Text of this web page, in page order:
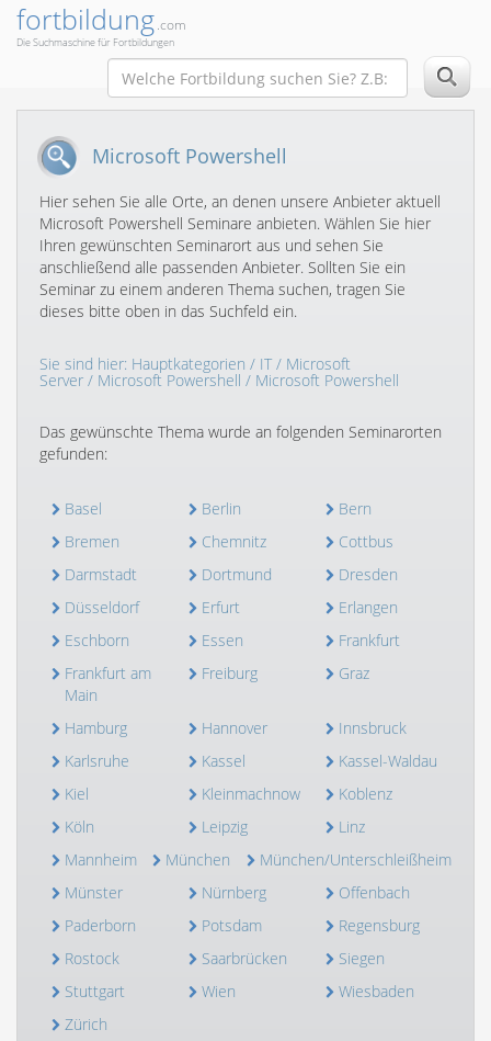
fortbildung.com
Die Suchmaschine für Fortbildungen
Microsoft Powershell
Hier sehen Sie alle Orte, an denen unsere Anbieter aktuell
Microsoft Powershell Seminare anbieten. Wählen Sie hier
Ihren gewünschten Seminarort aus und sehen Sie
anschließend alle passenden Anbieter. Sollten Sie ein
Seminar zu einem anderen Thema suchen, tragen Sie
dieses bitte oben in das Suchfeld ein.
Sie sind hier: Hauptkategorien / IT/ Microsoft
Server / Microsoft Powershell / Microsoft Powershell
Das gewünschte Thema wurde an folgenden Seminarorten
gefunden:
Basel Berlin
Bern
Bremen
Chemnitz
Cottbus
Darmstadt
Dortmund
Dresden
Düsseldorf
Erfurt
Erlangen
Eschborn
Essen
Frankfurt
Frankfurt am
Main
Freiburg Graz
Hamburg Hannover
Innsbruck
Karlsruhe
Kassel
Kassel-Waldau
Kiel
Kleinmachnow
Koblenz
Köln
Leipzig
Linz
Mannheim
München
München/Unterschleißheim
Münster
Nürnberg
Offenbach
Paderborn
Potsdam
Regensburg
Rostock
Saarbrücken
Siegen
Stuttgart
Wien
Wiesbaden
Zürich